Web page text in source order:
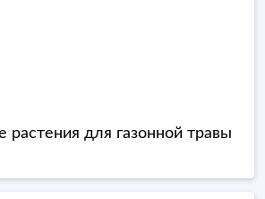
растения для газонной травы